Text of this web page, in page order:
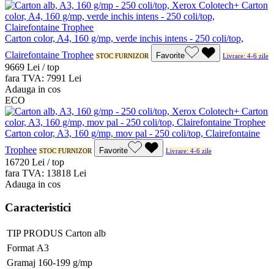
Carton color, A4, 160 g/mp, verde inchis intens - 250 coli/top,
Clairefontaine Trophee STOC FURNIZOR Favorite Livrare: 4-6 zile
9669 Lei / top
fara TVA: 7991 Lei
Adauga in cos
ECO
Carton color, A3, 160 g/mp, mov pal - 250 coli/top, Clairefontaine
Trophee STOC FURNIZOR Favorite Livrare: 4-6 zile
16720 Lei / top
fara TVA: 13818 Lei
Adauga in cos
Caracteristici
TIP PRODUS Carton alb
Format A3
Gramaj 160-199 g/mp